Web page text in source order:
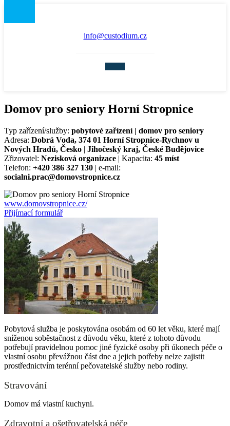
info@custodium.cz
Domov pro seniory Horní Stropnice
Typ zařízení/služby: pobytové zařízení | domov pro seniory
Adresa: Dobrá Voda, 374 01 Horní Stropnice-Rychnov u
Nových Hradů, Česko | Jihočeský kraj, České Budějovice
Zřizovatel: Nezisková organizace | Kapacita: 45 míst
Telefon: +420 386 327 130 | e-mail:
socialni.prac@domovstropnice.cz
www.domovstropnice.cz/
Přijímací formulář
Pobytová služba je poskytována osobám od 60 let věku, které mají
sníženou soběstačnost z důvodu věku, které z tohoto důvodu
potřebují pravidelnou pomoc jiné fyzické osoby při úkonech péče o
vlastní osobu převážnou část dne a jejich potřeby nelze zajistit
prostřednictvím terénní pečovatelské služby nebo rodiny.
Stravování
Domov má vlastní kuchyni.
Zdravotní a ošetřovatelská péče